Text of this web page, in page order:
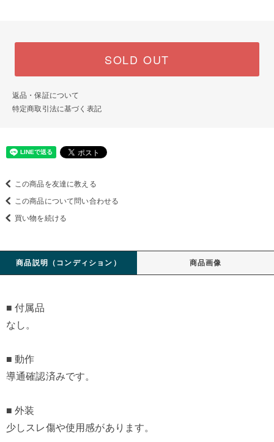
SOLD OUT
返品・保証について
特定商取引法に基づく表記
この商品を友達に教える
この商品について問い合わせる
買い物を続ける
商品説明（コンディション） 商品画像
■ 付属品
なし。
■ 動作
導通確認済みです。
■ 外装
少しスレ傷や使用感があります。